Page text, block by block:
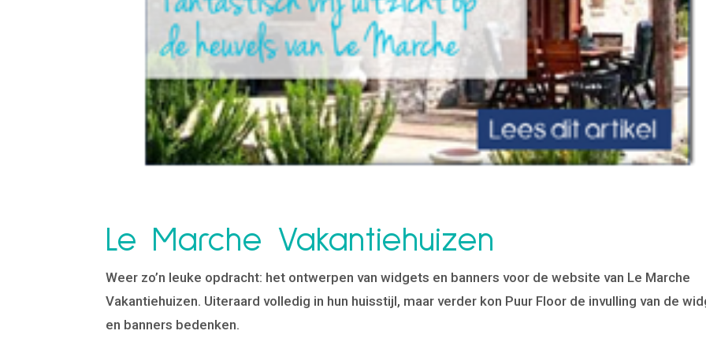
Le Marche Vakantiehuizen
Weer zo’n leuke opdracht: het ontwerpen van widgets en banners voor de website van Le Marche
Vakantiehuizen. Uiteraard volledig in hun huisstijl, maar verder kon Puur Floor de invulling van de
en banners bedenken.